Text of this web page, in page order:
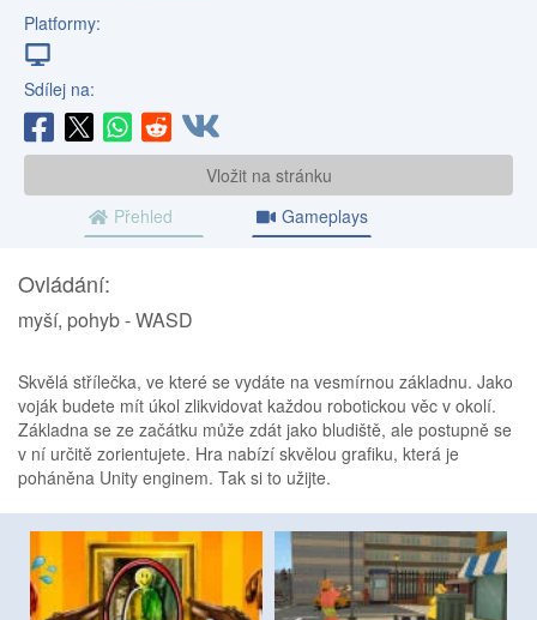
Platformy:
Sdílej na:
Vložit na stránku
Přehled
Gameplays
Ovládání:
myší, pohyb - WASD
Skvělá střílečka, ve které se vydáte na vesmírnou základnu. Jako
voják budete mít úkol zlikvidovat každou robotickou věc v okolí.
Základna se ze začátku může zdát jako bludiště, ale postupně se
v ní určitě zorientujete. Hra nabízí skvělou grafiku, která je
poháněna Unity enginem. Tak si to užijte.